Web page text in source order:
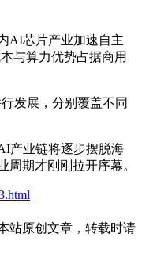
AI芯片产业加速自主
与算力优势占据商用
发展，分别覆盖不同
产业链将逐步摆脱海
周期才刚刚拉开序幕。
站原创文章，转载时请